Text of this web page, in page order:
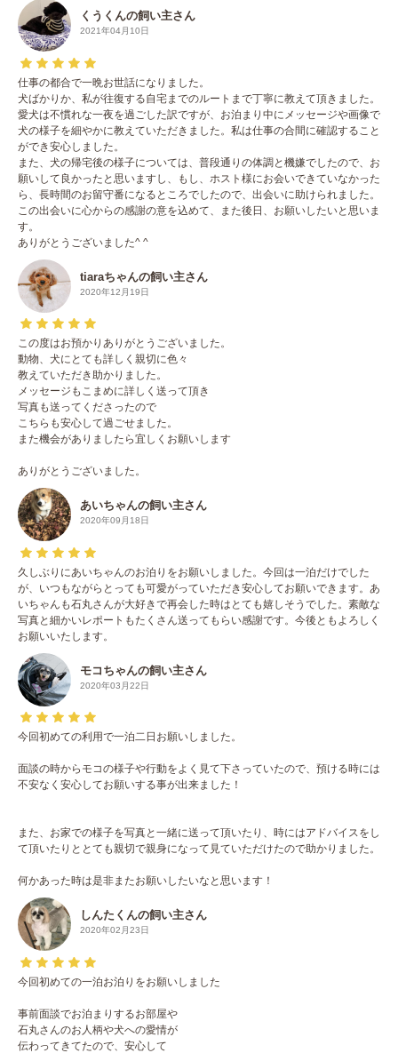
くうくんの飼い主さん
2021年04月10日
仕事の都合で一晩お世話になりました。
犬ばかりか、私が往復する自宅までのルートまで丁寧に教えて頂きました。
愛犬は不慣れな一夜を過ごした訳ですが、お泊まり中にメッセージや画像で
犬の様子を細やかに教えていただきました。私は仕事の合間に確認すること
ができ安心しました。
また、犬の帰宅後の様子については、普段通りの体調と機嫌でしたので、お
願いして良かったと思いますし、もし、ホスト様にお会いできていなかった
ら、長時間のお留守番になるところでしたので、出会いに助けられました。
この出会いに心からの感謝の意を込めて、また後日、お願いしたいと思いま
す。
ありがとうございました^ ^
tiaraちゃんの飼い主さん
2020年12月19日
この度はお預かりありがとうございました。
動物、犬にとても詳しく親切に色々
教えていただき助かりました。
メッセージもこまめに詳しく送って頂き
写真も送ってくださったので
こちらも安心して過ごせました。
また機会がありましたら宜しくお願いします
ありがとうございました。
あいちゃんの飼い主さん
2020年09月18日
久しぶりにあいちゃんのお泊りをお願いしました。今回は一泊だけでした
が、いつもながらとっても可愛がっていただき安心してお願いできます。あ
いちゃんも石丸さんが大好きで再会した時はとても嬉しそうでした。素敵な
写真と細かいレポートもたくさん送ってもらい感謝です。今後ともよろしく
お願いいたします。
モコちゃんの飼い主さん
2020年03月22日
今回初めての利用で一泊二日お願いしました。
面談の時からモコの様子や行動をよく見て下さっていたので、預ける時には
不安なく安心してお願いする事が出来ました！
また、お家での様子を写真と一緒に送って頂いたり、時にはアドバイスをし
て頂いたりととても親切で親身になって見ていただけたので助かりました。
何かあった時は是非またお願いしたいなと思います！
しんたくんの飼い主さん
2020年02月23日
今回初めての一泊お泊りをお願いしました
事前面談でお泊まりするお部屋や
石丸さんのお人柄や犬への愛情が
伝わってきてたので、安心して